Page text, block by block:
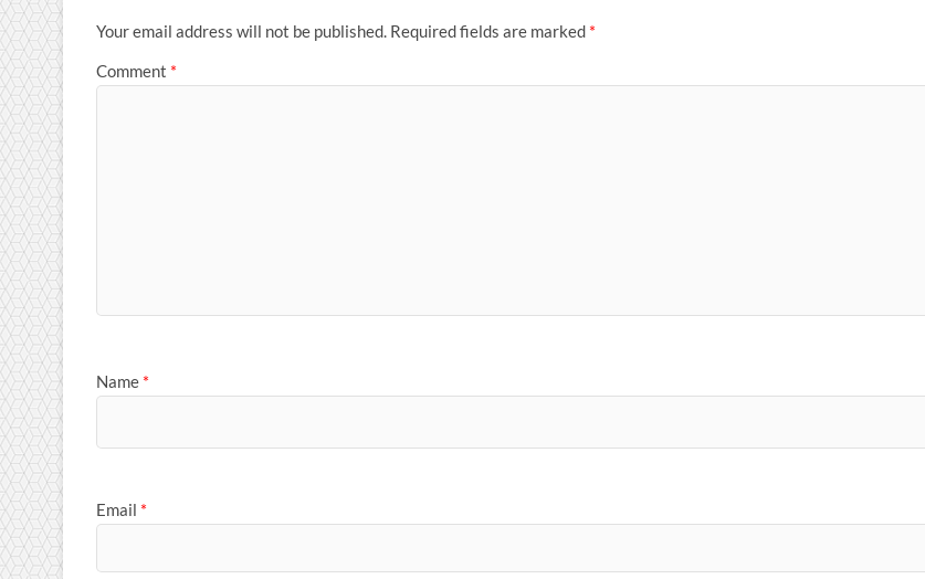
Your email address will not be published. Required fields are marked *
Comment *
Name *
Email *